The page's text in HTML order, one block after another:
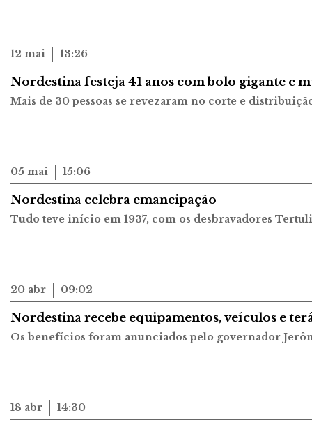
12 mai 13:26
Nordestina festeja 41 anos com bolo gigante e
Mais de 30 pessoas se revezaram no corte e
05 mai 15:06
Nordestina celebra emancipação
Tudo teve início em 1937, com os desbravadores
20 abr 09:02
Nordestina recebe equipamentos, veículos e
Os benefícios foram anunciados pelo governador
18 abr 14:30